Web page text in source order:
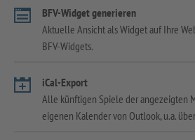
BFV-Widget generieren
Aktuelle Ansicht als Widget auf Ihre
BFV-Widgets.
iCal-Export
Alle künftigen Spiele der angezeigten
eigenen Kalender von Outlook, u.a.